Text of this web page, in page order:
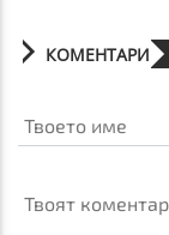
КОМЕНТАРИ
Твоето име
Твоят коментар